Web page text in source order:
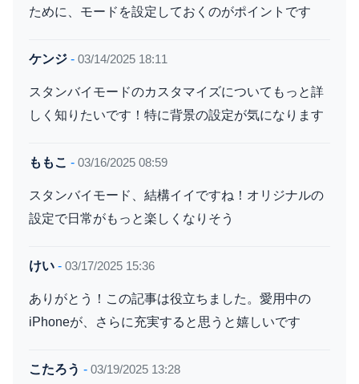
ために、モードを設定しておくのがポイントです
ケンジ - 03/14/2025 18:11
スタンバイモードのカスタマイズについてもっと詳
しく知りたいです！特に背景の設定が気になります
ももこ - 03/16/2025 08:59
スタンバイモード、結構イイですね！オリジナルの
設定で日常がもっと楽しくなりそう
けい - 03/17/2025 15:36
ありがとう！この記事は役立ちました。愛用中の
iPhoneが、さらに充実すると思うと嬉しいです
こたろう - 03/19/2025 13:28